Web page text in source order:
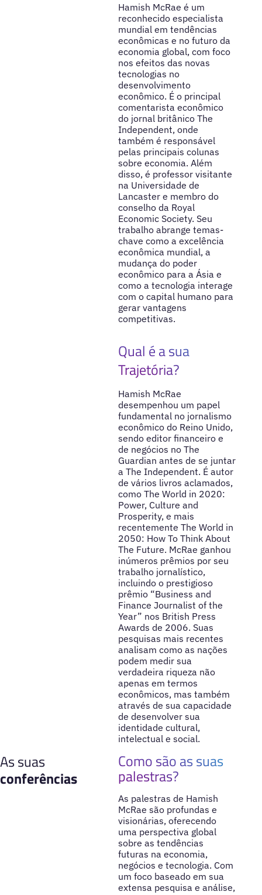
Hamish McRae é um
reconhecido especialista
mundial em tendências
econômicas e no futuro da
economia global, com foco
nos efeitos das novas
tecnologias no
desenvolvimento
econômico. É o principal
comentarista econômico
do jornal britânico The
Independent, onde
também é responsável
pelas principais colunas
sobre economia. Além
disso, é professor visitante
na Universidade de
Lancaster e membro do
conselho da Royal
Economic Society. Seu
trabalho abrange temas-
chave como a excelência
econômica mundial, a
mudança do poder
econômico para a Ásia e
como a tecnologia interage
com o capital humano para
gerar vantagens
competitivas.
Qual é a sua
Trajetória?
Hamish McRae
desempenhou um papel
fundamental no jornalismo
econômico do Reino Unido,
sendo editor financeiro e
de negócios no The
Guardian antes de se juntar
a The Independent. É autor
de vários livros aclamados,
como The World in 2020:
Power, Culture and
Prosperity, e mais
recentemente The World in
2050: How To Think About
The Future. McRae ganhou
inúmeros prêmios por seu
trabalho jornalístico,
incluindo o prestigioso
prêmio “Business and
Finance Journalist of the
Year” nos British Press
Awards de 2006. Suas
pesquisas mais recentes
analisam como as nações
podem medir sua
verdadeira riqueza não
apenas em termos
econômicos, mas também
através de sua capacidade
de desenvolver sua
identidade cultural,
intelectual e social.
As suas
conferências
Como são as suas
palestras?
As palestras de Hamish
McRae são profundas e
visionárias, oferecendo
uma perspectiva global
sobre as tendências
futuras na economia,
negócios e tecnologia. Com
um foco baseado em sua
extensa pesquisa e análise,